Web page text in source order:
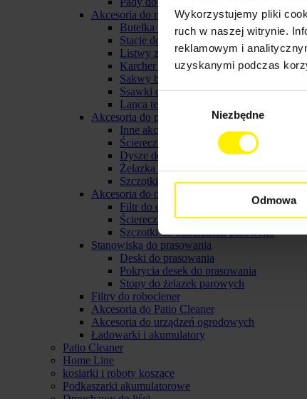
Wykorzystujemy pliki
ruch w naszej witrynie.
reklamowym i
uzyskanymi podczas
Wybór
zgody
Niezbędne
Odmowa
Akcesoria do myjki do okien karcher
Butelka ze spryskiwaczem karcher
Stacje do ładowania i baterie do myjek
Listwy zbierające do ssawki
Karcher pady z mikrofibry
Sakwy biodrowe
Ssawki do myjek karcher
Lanca teleskopowa do myjki
Akcesoria do parownicy karcher
Inne akcerosia do parownicy karcher
Ściereczki do parownic
Dysze do parownic
Żelazka parowe karcher
Szczotki do parownicy karcher
Akcesoria do odkurzaczy parowych
Filtr do odkurzacza parowego
Ściereczki do odkurzacza parowego
Szczotki do odkurzacza parowego
Stanowiska do prasowania
Deski do prasowania
Pokrycia desek do prasowania
Stopy do żelazek parowych
Filtry do roboclener
Akcesoria do Patio Cleaner
Akcesoria do urządzeń ogrodowych
Ładowarki i akumulatory
Patio Cleaner
Home Line
kosiarki i roboty koszące
Podkaszarki akumulatorowe